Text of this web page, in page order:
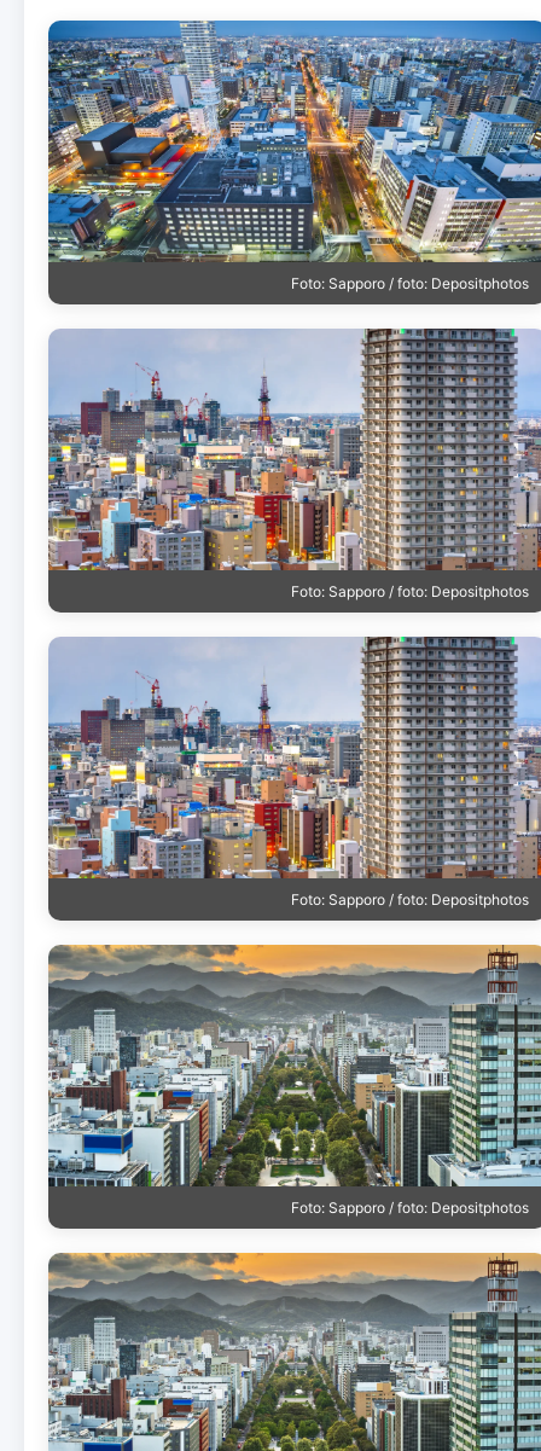
Foto: Sapporo / foto: Depositphotos
Foto: Sapporo / foto: Depositphotos
Foto: Sapporo / foto: Depositphotos
Foto: Sapporo / foto: Depositphotos